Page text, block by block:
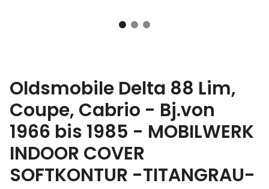
Oldsmobile Delta 88 Lim,
Coupe, Cabrio - Bj.von
1966 bis 1985 - MOBILWERK
INDOOR COVER
SOFTKONTUR -TITANGRAU-